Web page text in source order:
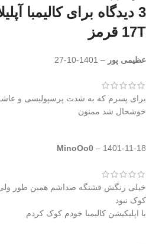
3 دیدگاه برای
17T قرمز
عظیمی پور –
1401-10-27
برای پسرم که به شدت پرسپولیسی و
خوشحال شد ممنون
MinoOo0 – 1401-11-18
کوک نبود
با اپلیکیشن کالیمبا خودم کوک کردم